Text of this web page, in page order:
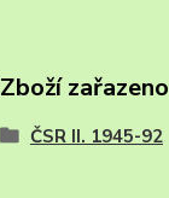
Zboží
ČSR II. 1945-92